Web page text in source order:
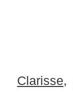
Clarisse